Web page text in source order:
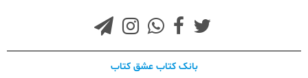
بانک کتاب عشق کتاب